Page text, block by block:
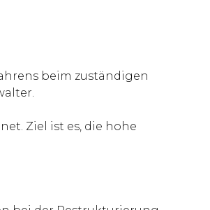
beim zuständigen
Ziel ist es, die hohe